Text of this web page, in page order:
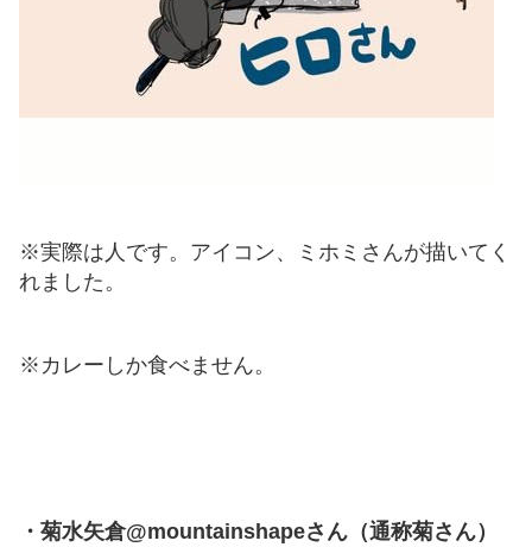
※実際は人です。アイコン、ミホミさんが描いてく
れました。
※カレーしか食べません。
・菊水矢倉@mountainshapeさん（通称菊さん）